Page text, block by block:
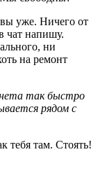
уже. Ничего от
чат напишу.
ни
на ремонт
так быстро
рядом с
там. Стоять!